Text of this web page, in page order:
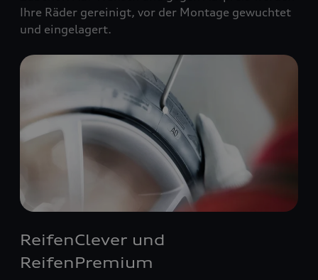
Ihre Räder gereinigt, vor der Montage gewuchtet
und eingelagert.
ReifenClever und
ReifenPremium